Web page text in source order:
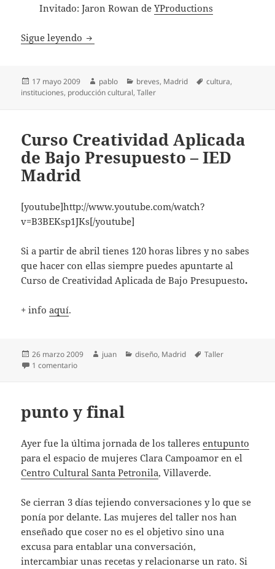
Invitado: Jaron Rowan deYProductions
Sigue leyendo Taller atravesados por la cultura
Publicado
el
17 mayo 2009 Autor
pablo Categorías
breves, Madrid Etiquetas
cultura,
instituciones, producción cultural,Taller
Curso Creatividad Aplicada
de Bajo Presupuesto – IED
Madrid
[youtube]http://www.youtube.com/watch?
v=B3BEKsp1JKs[/youtube]
Si a partir de abril tienes 120 horas libres y no sabes
que hacer con ellas siempre puedes apuntarte al
Curso de Creatividad Aplicada de Bajo Presupuesto.
+ infoaquí­.
Publicado
el
26 marzo 2009 Autor
juan Categorías
diseño, Madrid Etiquetas
Taller
1 comentarioen Curso Creatividad Aplicada de Bajo Presupuesto –
punto y final
Ayer fue la última jornada de los talleresentupunto
para el espacio de mujeres Clara Campoamor en el
Centro Cultural Santa Petronila, Villaverde.
Se cierran 3 días tejiendo conversaciones y lo que se
ponía por delante. Las mujeres del taller nos han
enseñado que coser no es el objetivo sino una
excusa para entablar una conversación,
intercambiar unas recetas y relacionarse un rato. Si